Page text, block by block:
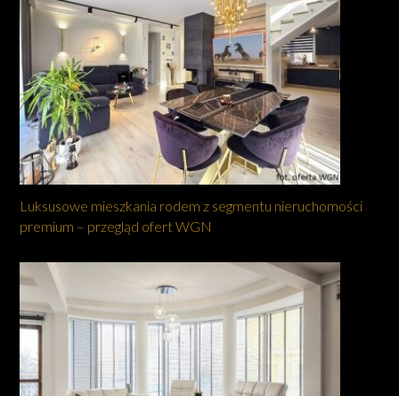
Luksusowe mieszkania rodem z segmentu nieruchomości
premium – przegląd ofert WGN